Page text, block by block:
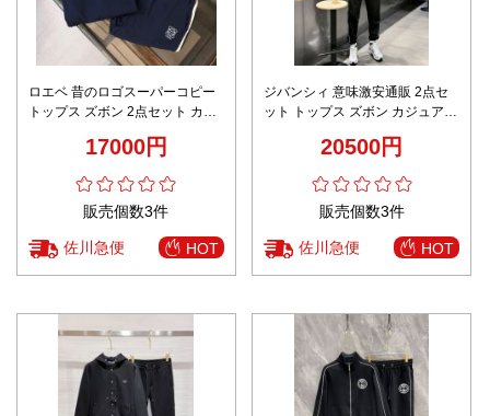
ロエベ 昔のロゴスーパーコピー
トップス ズボン 2点セット カッ
17000円
販売個数3件
佐川急便 HOT
ジバンシィ 意味激安通販 2点セ
ット トップス ズボン カジュアル
20500円
販売個数3件
佐川急便 HOT